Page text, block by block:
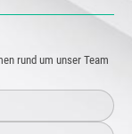
rund um unser Team